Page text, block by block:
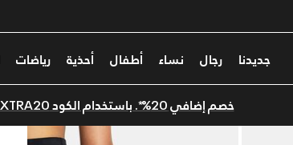
جديدنا رجال نساء أطفال أحذية رياضات
خصم إضافي 20%*. باستخدام الكود EXTRA20